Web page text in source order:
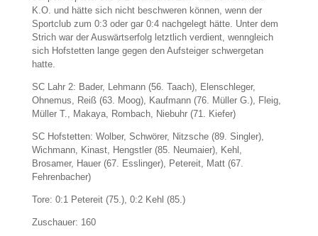
K.O. und hätte sich nicht beschweren können, wenn der
Sportclub zum 0:3 oder gar 0:4 nachgelegt hätte. Unter dem
Strich war der Auswärtserfolg letztlich verdient, wenngleich
sich Hofstetten lange gegen den Aufsteiger schwergetan
hatte.
SC Lahr 2: Bader, Lehmann (56. Taach), Elenschleger,
Ohnemus, Reiß (63. Moog), Kaufmann (76. Müller G.), Fleig,
Müller T., Makaya, Rombach, Niebuhr (71. Kiefer)
SC Hofstetten: Wolber, Schwörer, Nitzsche (89. Singler),
Wichmann, Kinast, Hengstler (85. Neumaier), Kehl,
Brosamer, Hauer (67. Esslinger), Petereit, Matt (67.
Fehrenbacher)
Tore: 0:1 Petereit (75.), 0:2 Kehl (85.)
Zuschauer: 160